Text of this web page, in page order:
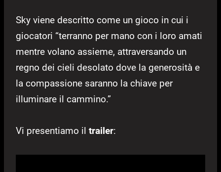
Sky viene descritto come un gioco in cui i
giocatori “terranno per mano con i loro amati
mentre volano assieme, attraversando un
regno dei cieli desolato dove la generosità e
la compassione saranno la chiave per
illuminare il cammino.”
Vi presentiamo il trailer: